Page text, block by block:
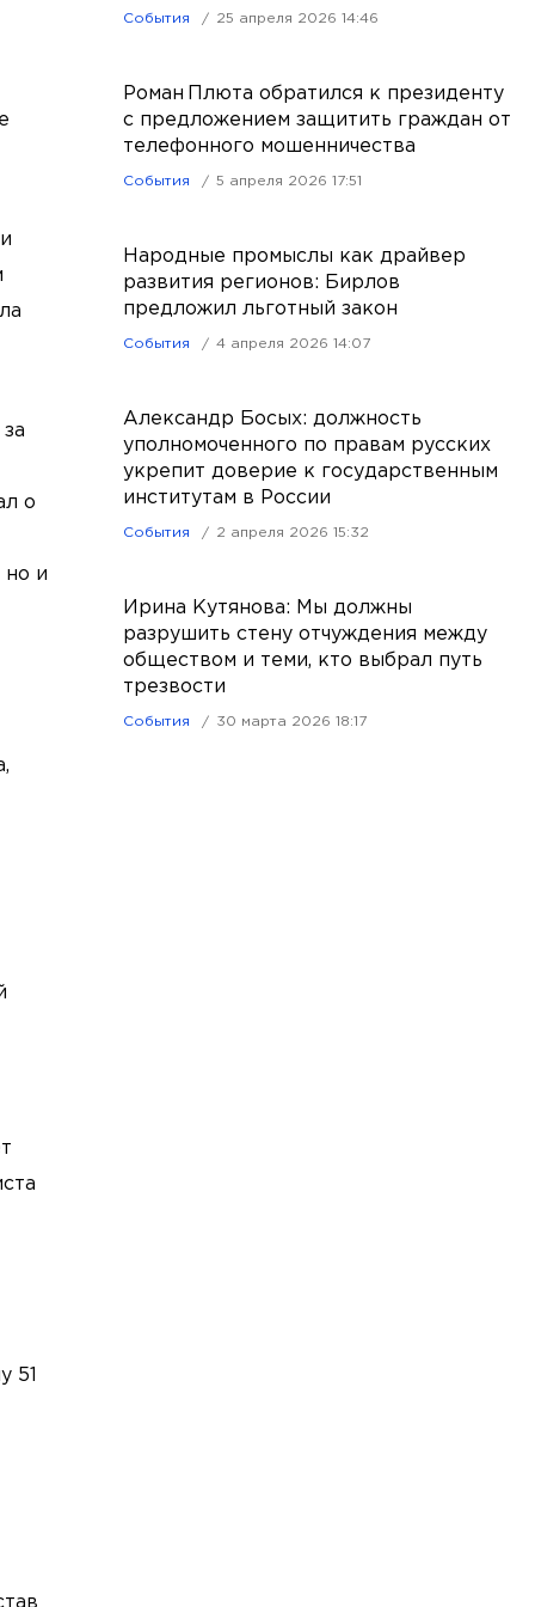
о
но и
51
События 25 апреля 2026 14:46
Роман Плюта обратился к президенту
с предложением защитить граждан от
телефонного мошенничества
События 5 апреля 2026 17:51
Народные промыслы как драйвер
развития регионов: Бирлов
предложил льготный закон
События 4 апреля 2026 14:07
Александр Босых: должность
уполномоченного по правам русских
укрепит доверие к государственным
институтам в России
События 2 апреля 2026 15:32
Ирина Кутянова: Мы должны
разрушить стену отчуждения между
обществом и теми, кто выбрал путь
трезвости
События 30 марта 2026 18:17